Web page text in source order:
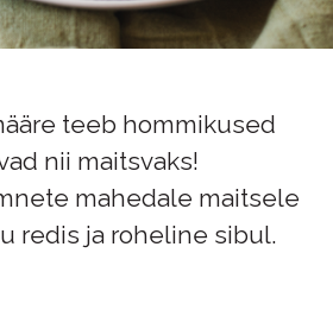
teeb hommikused
nii maitsvaks!
mahedale maitsele
redis ja roheline sibul.